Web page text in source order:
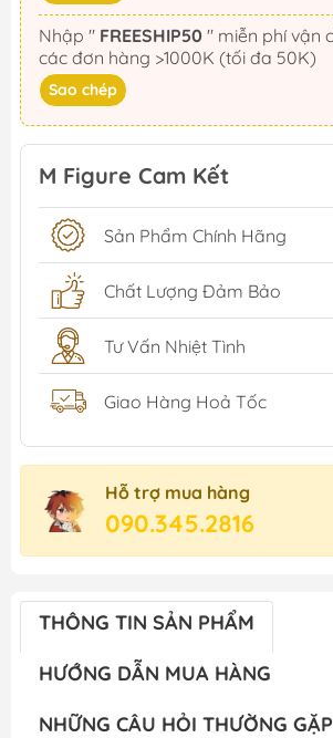
Nhập " FREESHIP50
các đơn hàng >1000K (tối đa 50K)
Sao chép
M Figure Cam Kết
Sản Phẩm Chính Hãng
Chất Lượng Đảm Bảo
Tư Vấn Nhiệt Tình
Giao Hàng Hoả Tốc
Hỗ trợ mua hàng
090.345.2816
THÔNG TIN SẢN PHẨM
HƯỚNG DẪN MUA HÀNG
NHỮNG CÂU HỎI THƯỜNG GẶP